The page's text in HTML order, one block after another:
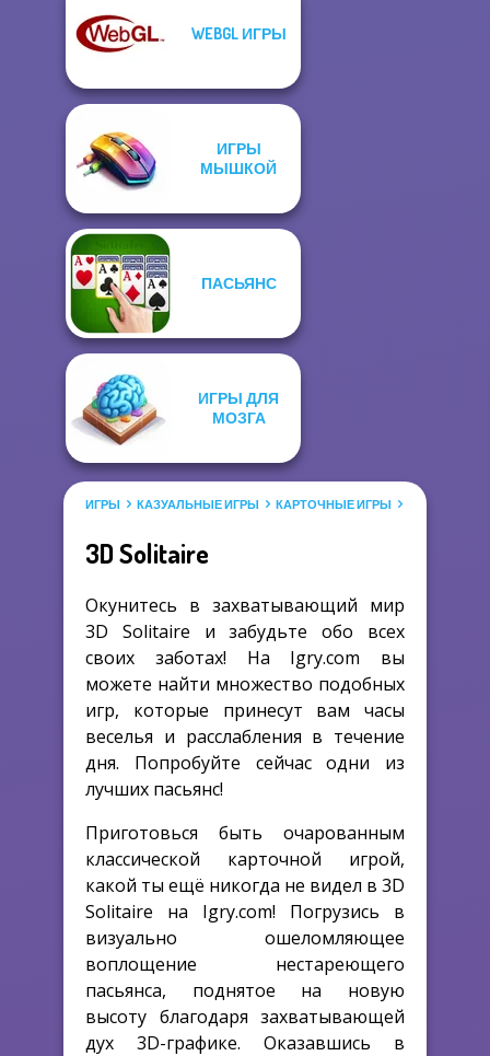
WEBGL ИГРЫ
ИГРЫ
МЫШКОЙ
ПАСЬЯНС
ИГРЫ ДЛЯ
МОЗГА
ИГРЫ КАЗУАЛЬНЫЕ ИГРЫ КАРТОЧНЫЕ ИГРЫ ПАСЬЯНС
3D Solitaire
Окунитесь в захватывающий мир
3D Solitaire и забудьте обо всех
своих заботах! На Igry.com вы
можете найти множество подобных
игр, которые принесут вам часы
веселья и расслабления в течение
дня. Попробуйте сейчас одни из
лучших пасьянс!
Приготовься быть очарованным
классической карточной игрой,
какой ты ещё никогда не видел в 3D
Solitaire на Igry.com! Погрузись в
визуально ошеломляющее
воплощение нестареющего
пасьянса, поднятое на новую
высоту благодаря захватывающей
дух 3D-графике. Оказавшись в